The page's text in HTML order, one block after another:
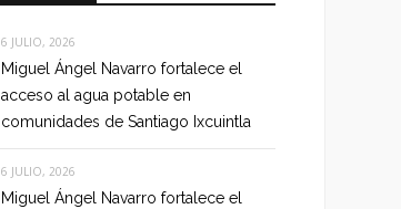
6 JULIO, 2026
Miguel Ángel Navarro fortalece el
acceso al agua potable en
comunidades de Santiago Ixcuintla
6 JULIO, 2026
Miguel Ángel Navarro fortalece el